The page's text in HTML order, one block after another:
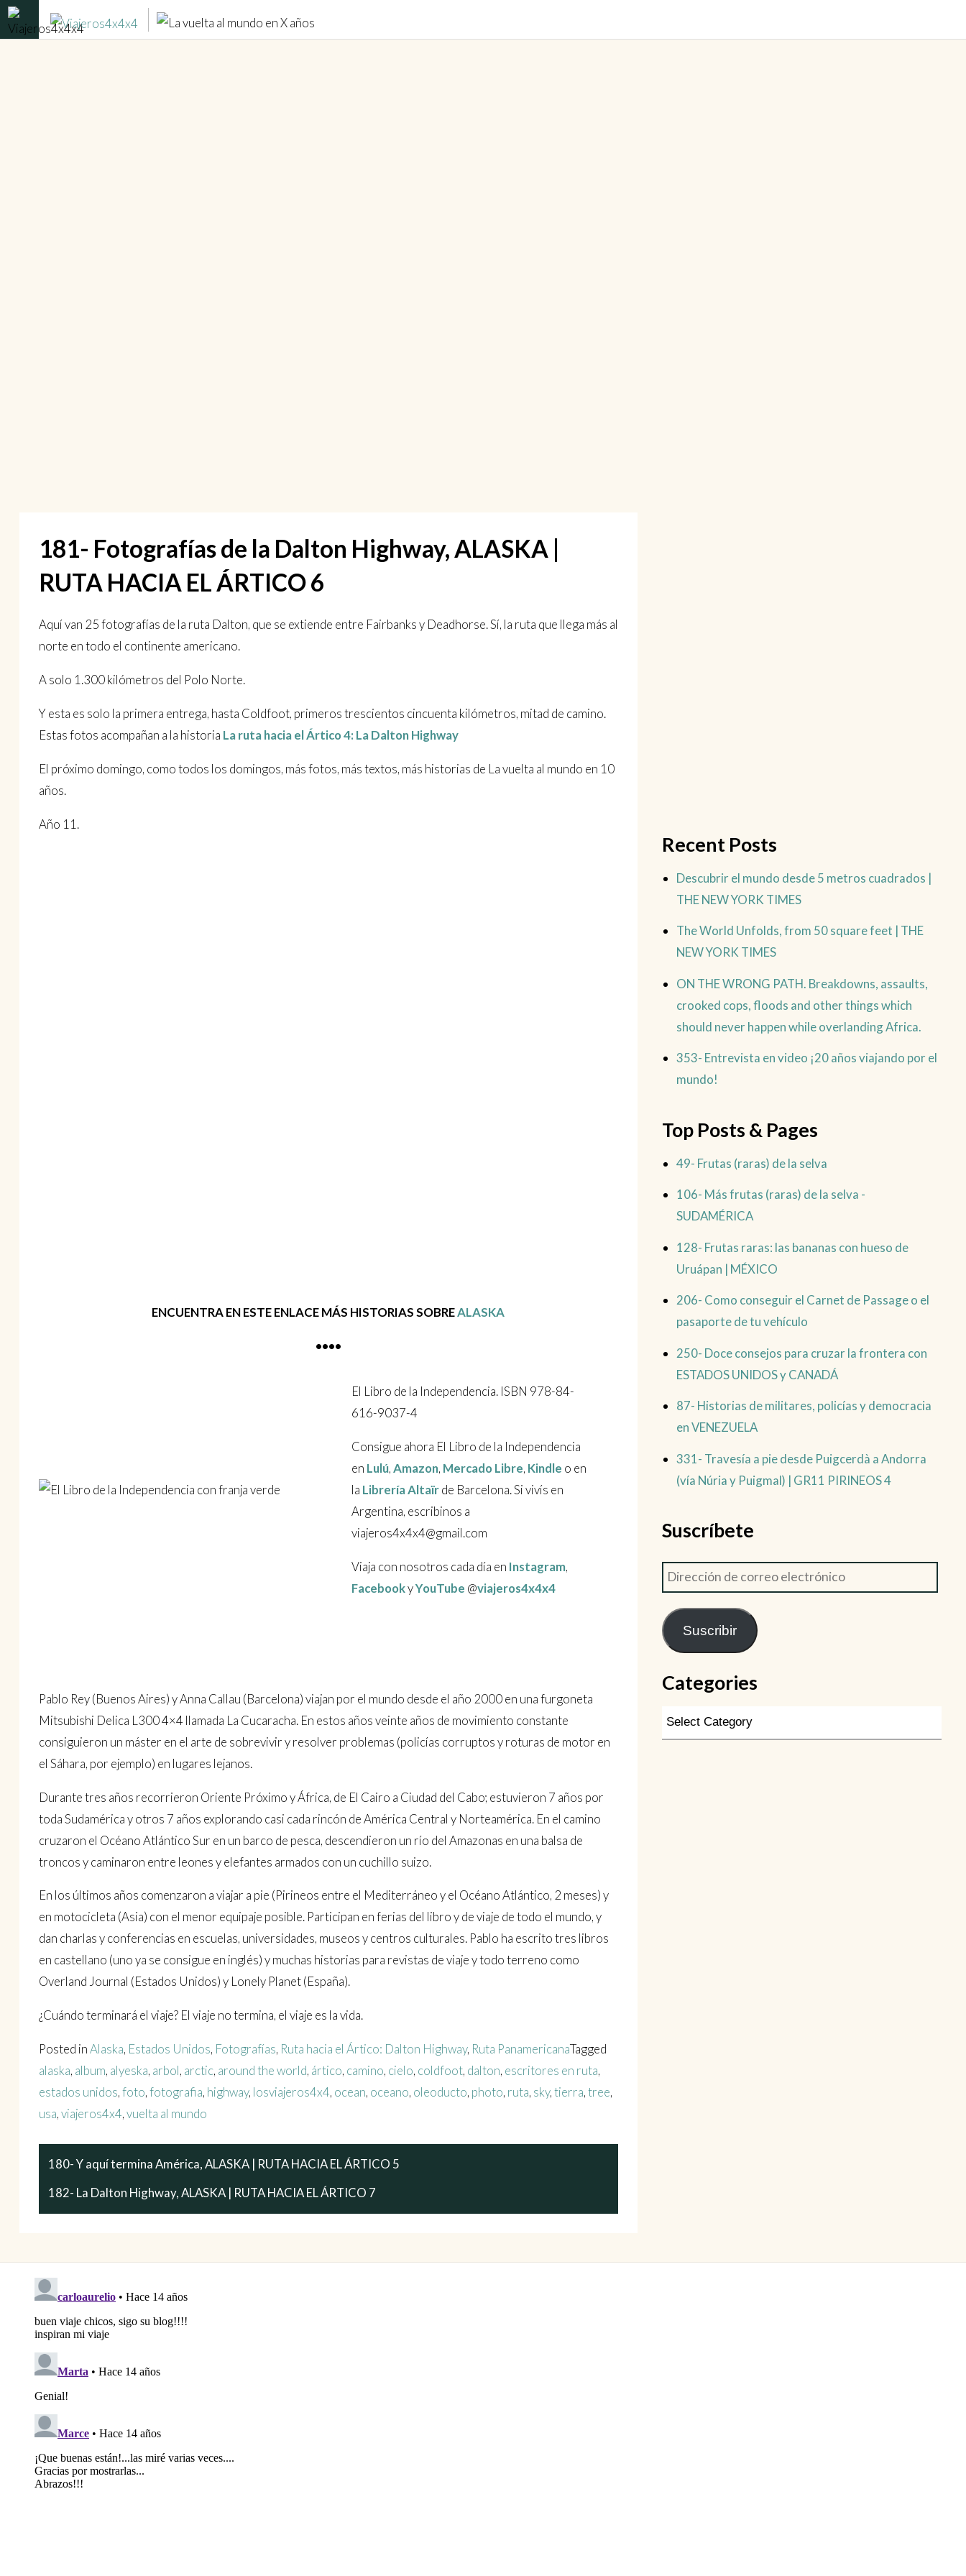
181- Fotografías de la Dalton Highway, ALASKA |
RUTA HACIA EL ÁRTICO 6
Aquí van 25 fotografías de la ruta Dalton, que se extiende entre Fairbanks y Deadhorse. Sí, la ruta que llega más al
norte en todo el continente americano.
A solo 1.300 kilómetros del Polo Norte.
Y esta es solo la primera entrega, hasta Coldfoot, primeros trescientos cincuenta kilómetros, mitad de camino.
Estas fotos acompañan a la historia La ruta hacia el Ártico 4: La Dalton Highway
El próximo domingo, como todos los domingos, más fotos, más textos, más historias de La vuelta al mundo en 10
años.
Año 11.
ENCUENTRA EN ESTE ENLACE MÁS HISTORIAS SOBREALASKA
••••
El Libro de la Independencia. ISBN 978-84-
616-9037-4
Consigue ahora El Libro de la Independencia
en Lulú,Amazon, Mercado Libre, Kindle o en
la Librería Altaïrde Barcelona. Si vivís en
Argentina, escribinos a
viajeros4x4x4@gmail.com
Viaja con nosotros cada día en Instagram,
FacebookyYouTube @viajeros4x4x4
Pablo Rey (Buenos Aires) y Anna Callau (Barcelona) viajan por el mundo desde el año 2000 en una furgoneta
Mitsubishi Delica L300 4×4 llamada La Cucaracha. En estos años veinte años de movimiento constante
consiguieron un máster en el arte de sobrevivir y resolver problemas (policías corruptos y roturas de motor en
el Sáhara, por ejemplo) en lugares lejanos.
Durante tres años recorrieron Oriente Próximo y África, de El Cairo a Ciudad del Cabo; estuvieron 7 años por
toda Sudamérica y otros 7 años explorando casi cada rincón de América Central y Norteamérica. En el camino
cruzaron el Océano Atlántico Sur en un barco de pesca, descendieron un río del Amazonas en una balsa de
troncos y caminaron entre leones y elefantes armados con un cuchillo suizo.
En los últimos años comenzaron a viajar a pie (Pirineos entre el Mediterráneo y el Océano Atlántico, 2 meses) y
en motocicleta (Asia) con el menor equipaje posible. Participan en ferias del libro y de viaje de todo el mundo, y
dan charlas y conferencias en escuelas, universidades, museos y centros culturales. Pablo ha escrito tres libros
en castellano (uno ya se consigue en inglés) y muchas historias para revistas de viaje y todo terreno como
Overland Journal (Estados Unidos) y Lonely Planet (España).
¿Cuándo terminará el viaje? El viaje no termina, el viaje es la vida.
Posted inAlaska, Estados Unidos, Fotografías, Ruta hacia el Ártico: Dalton Highway, Ruta PanamericanaTagged
alaska, album, alyeska, arbol, arctic, around the world, ártico, camino, cielo, coldfoot, dalton, escritores en ruta,
estados unidos,foto,fotografia, highway, losviajeros4x4, ocean, oceano, oleoducto, photo, ruta, sky,tierra,tree,
usa,viajeros4x4,vuelta al mundo
180- Y aquí termina América, ALASKA | RUTA HACIA EL ÁRTICO 5
182- La Dalton Highway, ALASKA | RUTA HACIA EL ÁRTICO 7
Recent Posts
Descubrir el mundo desde 5 metros cuadrados |
THE NEW YORK TIMES
The World Unfolds, from 50 square feet | THE
NEW YORK TIMES
ON THE WRONG PATH. Breakdowns, assaults,
crooked cops, floods and other things which
should never happen while overlanding Africa.
353- Entrevista en video ¡20 años viajando por el
mundo!
Top Posts & Pages
49- Frutas (raras) de la selva
106- Más frutas (raras) de la selva -
SUDAMÉRICA
128- Frutas raras: las bananas con hueso de
Uruápan | MÉXICO
206- Como conseguir el Carnet de Passage o el
pasaporte de tu vehículo
250- Doce consejos para cruzar la frontera con
ESTADOS UNIDOS y CANADÁ
87- Historias de militares, policías y democracia
en VENEZUELA
331- Travesía a pie desde Puigcerdà a Andorra
(vía Núria y Puigmal) | GR11 PIRINEOS 4
Suscríbete
Suscribir
Categories